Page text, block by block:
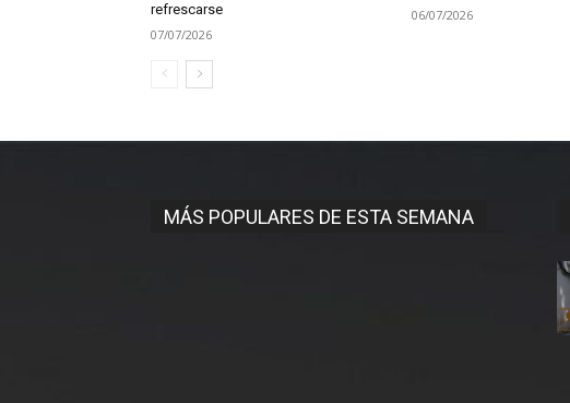
refrescarse
07/07/2026
06/07/2026
MÁS POPULARES DE ESTA SEMANA